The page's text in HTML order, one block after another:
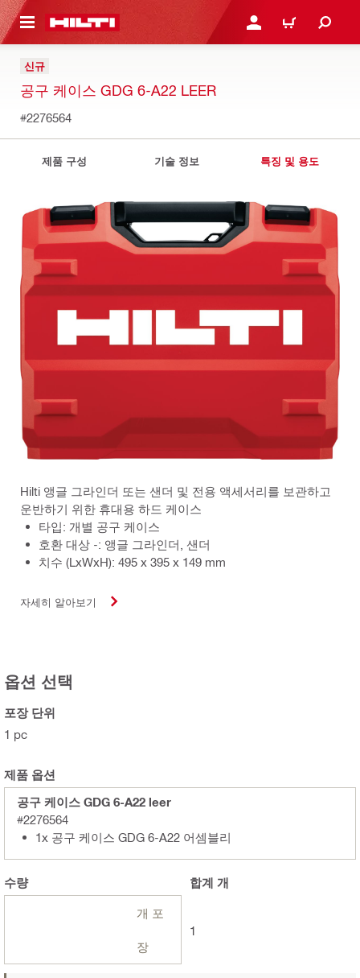
으로 건너뛰기 로그인 또는 회원가입
장바구니
신규
공구 케이스 GDG 6-A22 LEER
#2276564
제품 구성 기술 정보 특징 및 용도
Hilti 앵글 그라인더 또는 샌더 및 전용 액세서리를 보관하고
운반하기 위한 휴대용 하드 케이스
타입: 개별 공구 케이스
호환 대상 -: 앵글 그라인더, 샌더
치수 (LxWxH): 495 x 395 x 149 mm
자세히 알아보기
옵션 선택
포장 단위
1 pc
제품 옵션
공구 케이스 GDG 6-A22 leer
#2276564
1x 공구 케이스 GDG 6-A22 어셈블리
수량
개 포
장
합계 개
1